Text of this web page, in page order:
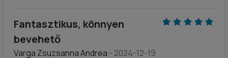
Fantasztikus, könnyen
bevehető
Varga Zsuzsanna Andrea - 2024-12-19